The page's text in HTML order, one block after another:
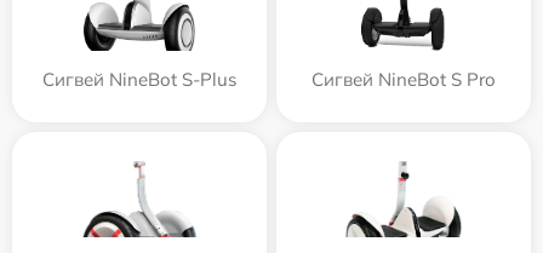
Сигвей NineBot S-Plus Сигвей NineBot S Pro